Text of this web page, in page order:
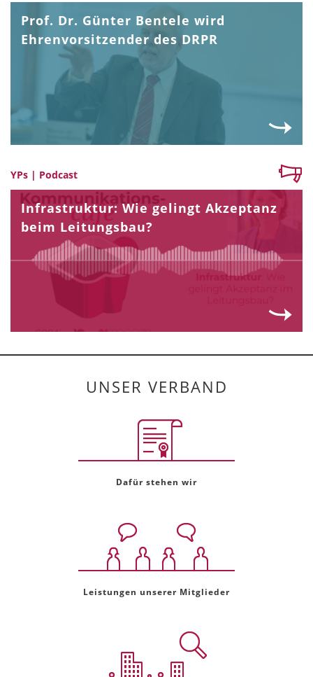
Prof. Dr. Günter Bentele wird
Ehrenvorsitzender des DRPR
YPs | Podcast
Infrastruktur: Wie gelingt Akzeptanz
beim Leitungsbau?
UNSER VERBAND
Dafür stehen wir
Leistungen unserer Mitglieder